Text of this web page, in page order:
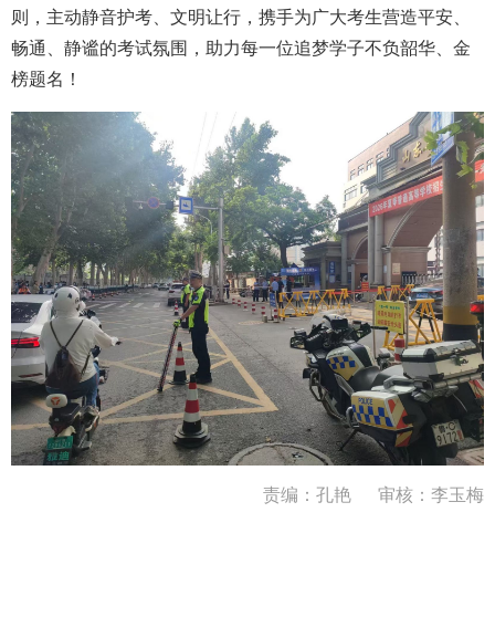
则，主动静音护考、文明让行，携手为广大考生营造平安、
畅通、静谧的考试氛围，助力每一位追梦学子不负韶华、金
榜题名！
责编：孔艳 审核：李玉梅